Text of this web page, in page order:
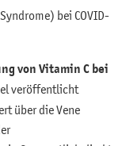
bei COVID-
von Vitamin C bei
veröffentlicht
über die Vene